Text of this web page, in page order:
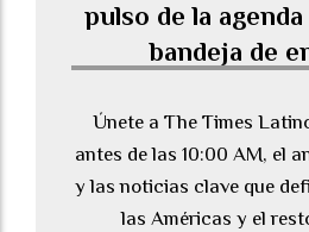
pulso de la
bandeja de
Únete a The Times
antes de las 10:00 AM, el
y las noticias clave que
las Américas y el